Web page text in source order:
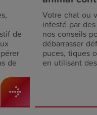
de
de
Votre chat ou
infesté par
nos conseils
débarrasser
puces, tiques
en utilisant